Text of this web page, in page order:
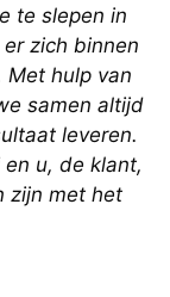
te slepen in
zich binnen
Met hulp van
samen altijd
leveren.
u, de klant,
zijn met het